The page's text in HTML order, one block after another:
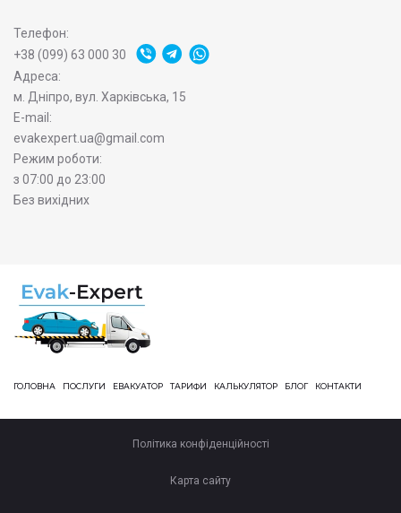
Телефон:
+38 (099) 63 000 30
Адреса:
м. Дніпро, вул. Харківська, 15
E-mail:
evakexpert.ua@gmail.com
Режим роботи:
з 07:00 до 23:00
Без вихідних
ГОЛОВНА ПОСЛУГИ ЕВАКУАТОР ТАРИФИ КАЛЬКУЛЯТОР БЛОГ КОНТАКТИ
Політика конфіденційності
Карта сайту